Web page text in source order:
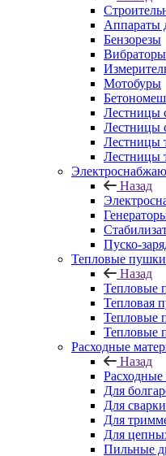
Аппараты
Бензорезы
Вибраторы
Мотобуры
Лестницы
Лестницы
Лестницы
Лестницы
Назад
Пуско-
Тепловые пушки
Назад
Тепловые
Тепловая
Тепловые
Тепловые
Расходные
Назад
Для
Для сварки
Для
Для
Пильные